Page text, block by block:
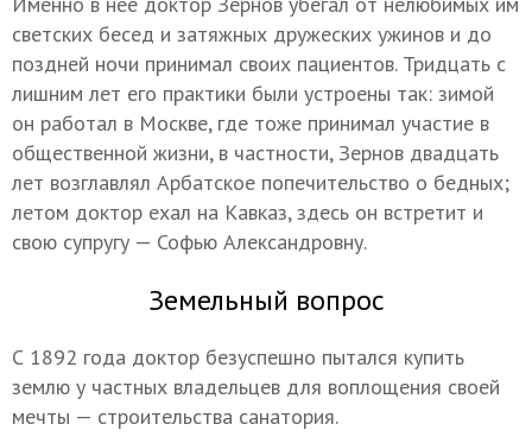
светских бесед и затяжных дружеских ужинов и до
поздней ночи принимал своих пациентов. Тридцать с
лишним лет его практики были устроены так: зимой
он работал в Москве, где тоже принимал участие в
общественной жизни, в частности, Зернов двадцать
лет возглавлял Арбатское попечительство о бедных;
летом доктор ехал на Кавказ, здесь он встретит и
свою супругу — Софью Александровну.
Земельный вопрос
С 1892 года доктор безуспешно пытался купить
землю у частных владельцев для воплощения своей
мечты — строительства санатория.